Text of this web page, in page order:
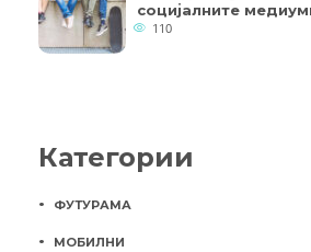
социјалните
110
Категории
ФУТУРАМА
МОБИЛНИ